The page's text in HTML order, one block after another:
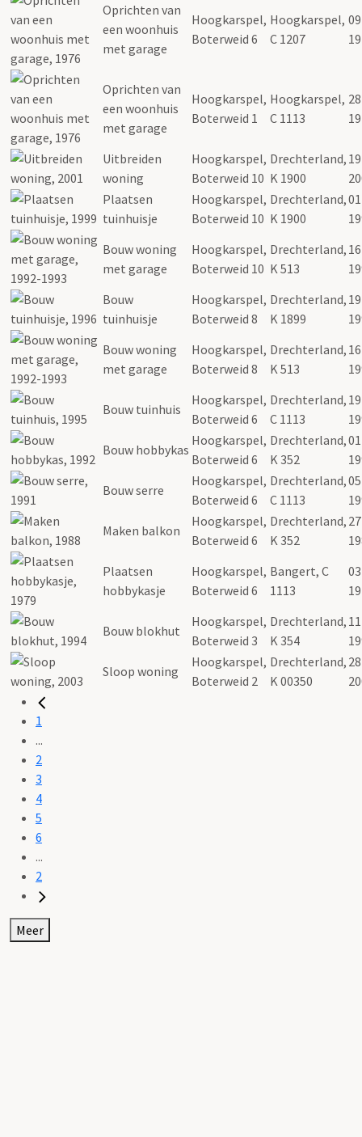
Oprichten van
een woonhuis
met garage
Hoogkarspel,
Boterweid 6
Hoogkarspel,
C 1207
Oprichten van
een woonhuis
met garage
Hoogkarspel,
Boterweid 1
Hoogkarspel,
C 1113
Uitbreiden
woning
Hoogkarspel,
Boterweid 10
Drechterland,
K 1900
Plaatsen
tuinhuisje
Hoogkarspel,
Boterweid 10
Drechterland,
K 1900
Bouw woning
met garage
Hoogkarspel,
Boterweid 10
Drechterland,
K 513
Bouw
tuinhuisje
Hoogkarspel,
Boterweid 8
Drechterland,
K 1899
Bouw woning
met garage
Hoogkarspel,
Boterweid 8
Drechterland,
K 513
Bouw tuinhuis
Hoogkarspel,
Boterweid 6
Drechterland,
C 1113
Bouw hobbykas
Hoogkarspel,
Boterweid 6
Drechterland,
K 352
Bouw serre
Hoogkarspel,
Boterweid 6
Drechterland,
C 1113
Maken balkon
Hoogkarspel,
Boterweid 6
Drechterland,
K 352
Plaatsen
hobbykasje
Hoogkarspel,
Boterweid 6
Bangert, C
1113
Bouw blokhut
Hoogkarspel,
Boterweid 3
Drechterland,
K 354
Sloop woning
Hoogkarspel,
Boterweid 2
Drechterland,
K 00350
1
...
2
3
4
5
6
...
2
Meer